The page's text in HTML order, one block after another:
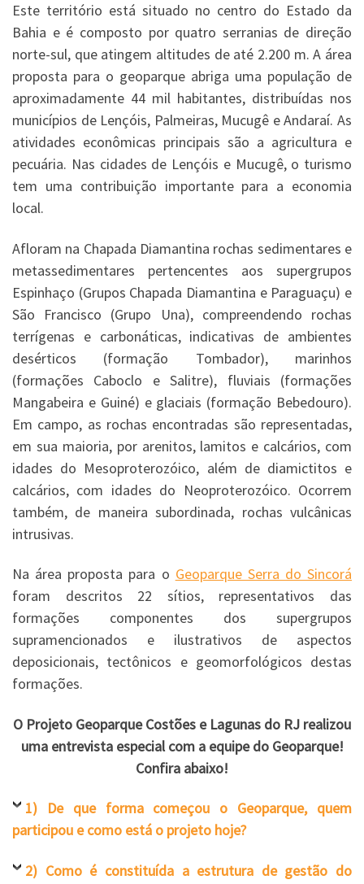
Este território está situado no centro do Estado da
Bahia e é composto por quatro serranias de direção
norte-sul, que atingem altitudes de até 2.200 m. A área
proposta para o geoparque abriga uma população de
aproximadamente 44 mil habitantes, distribuídas nos
municípios de Lençóis, Palmeiras, Mucugê e Andaraí. As
atividades econômicas principais são a agricultura e
pecuária. Nas cidades de Lençóis e Mucugê, o turismo
tem uma contribuição importante para a economia
local.
Afloram na Chapada Diamantina rochas sedimentares e
metassedimentares pertencentes aos supergrupos
Espinhaço (Grupos Chapada Diamantina e Paraguaçu) e
São Francisco (Grupo Una), compreendendo rochas
terrígenas e carbonáticas, indicativas de ambientes
desérticos (formação Tombador), marinhos
(formações Caboclo e Salitre), fluviais (formações
Mangabeira e Guiné) e glaciais (formação Bebedouro).
Em campo, as rochas encontradas são representadas,
em sua maioria, por arenitos, lamitos e calcários, com
idades do Mesoproterozóico, além de diamictitos e
calcários, com idades do Neoproterozóico. Ocorrem
também, de maneira subordinada, rochas vulcânicas
intrusivas.
Na área proposta para o Geoparque Serra do Sincorá
foram descritos 22 sítios, representativos das
formações componentes dos supergrupos
supramencionados e ilustrativos de aspectos
deposicionais, tectônicos e geomorfológicos destas
formações.
O Projeto Geoparque Costões e Lagunas do RJ realizou
uma entrevista especial com a equipe do Geoparque!
Confira abaixo!
1) De que forma começou o Geoparque, quem
participou e como está o projeto hoje?
2) Como é constituída a estrutura de gestão do